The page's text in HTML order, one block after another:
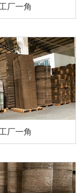
工厂一角
工厂一角